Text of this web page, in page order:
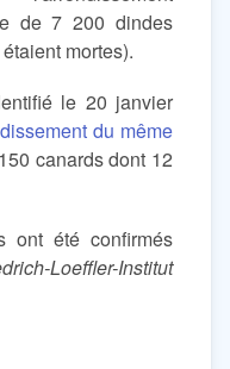
de 7 200 dindes
mortes).
le 20 janvier
du même
canards dont 12
ont été confirmés
Loeffler-Institut